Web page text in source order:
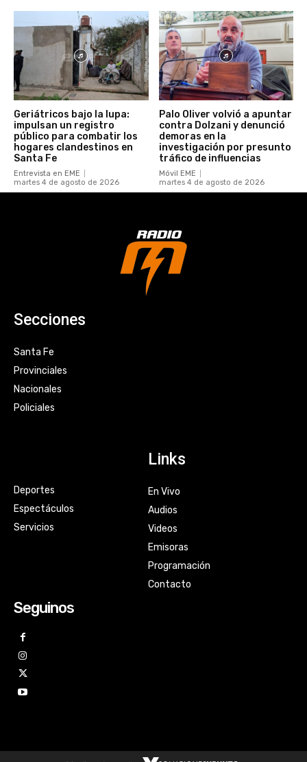
Geriátricos bajo la lupa:
impulsan un registro
público para combatir los
hogares clandestinos en
Santa Fe
Entrevista en EME
martes 4 de agosto de 2026
Palo Oliver volvió a apuntar
contra Dolzani y denunció
demoras en la
investigación por presunto
tráfico de influencias
Móvil EME
martes 4 de agosto de 2026
Secciones
Santa Fe
Provinciales
Nacionales
Policiales
Deportes
Espectáculos
Servicios
Links
En Vivo
Audios
Videos
Emisoras
Programación
Contacto
Seguinos